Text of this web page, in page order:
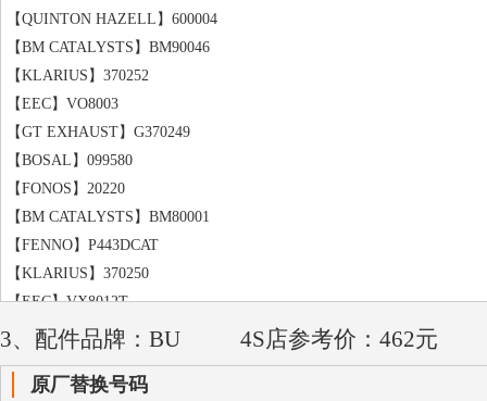
【QUINTON HAZELL】600004
【BM CATALYSTS】BM90046
【KLARIUS】370252
【EEC】VO8003
【GT EXHAUST】G370249
【BOSAL】099580
【FONOS】20220
【BM CATALYSTS】BM80001
【FENNO】P443DCAT
【KLARIUS】370250
【EEC】VX8012T
【GT EXHAUST】G370253
【KLARIUS】311142
3、配件品牌：BU 4S店参考价：462元
原厂替换号码